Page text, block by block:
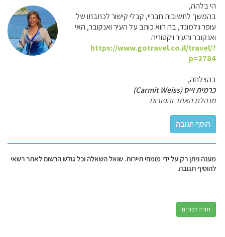
הי בלהה,
בהמשך לתשובות חבריי, קבלי קישור לכתבתו של
עופר גלמונד, בה הוא כותב על העיר ואנקובר, האי
ואנקובר והעיר ויקטוריה
https://www.gotravel.co.il/travel/?
p=2784
בהצלחה,
כרמית וייס (Carmit Weiss)
מנהלת האתר והפורום
מענה ניתן רק על ידי מומחי תיירות. שואל השאלה וכל גולש הרשום לאתר רשאי
להוסיף תגובה.
חזרה לפורום